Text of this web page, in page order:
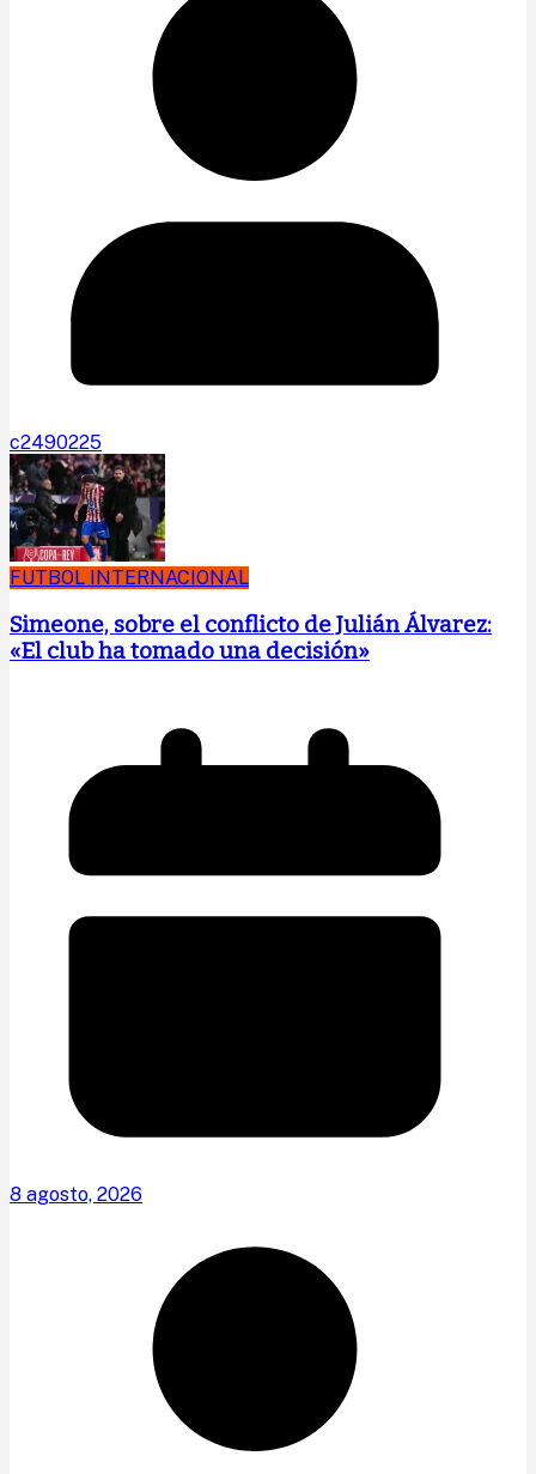
c2490225
FUTBOL INTERNACIONAL
Simeone, sobre el conflicto de Julián Álvarez:
«El club ha tomado una decisión»
8 agosto, 2026